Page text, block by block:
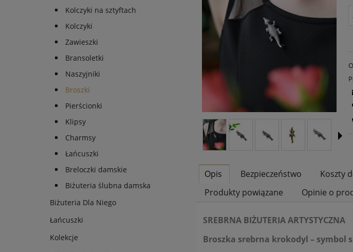
Kolczyki na sztyftach
Kolczyki
Zawieszki
Bransoletki
Naszyjniki
Broszki
Pierścionki
Klipsy
Charmsy
Łańcuszki
Breloczki damskie
Biżuteria ślubna damska
Biżuteria Dla Niego
Łańcuszki
Kolekcje
Opis Bezpieczeństwo Koszty
Produkty powiązane Opinie o
SREBRNA BIŻUTERIA ARTYSTYCZNA
Broszka srebrna krokodyl – symbol